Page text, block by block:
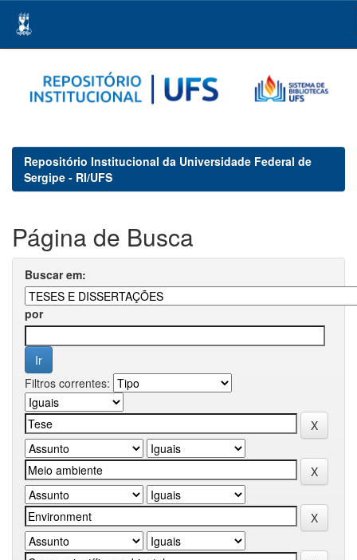
navigation
Repositório Institucional da Universidade Federal de
Sergipe - RI/UFS
Página de Busca
Buscar em:
por
Filtros correntes: